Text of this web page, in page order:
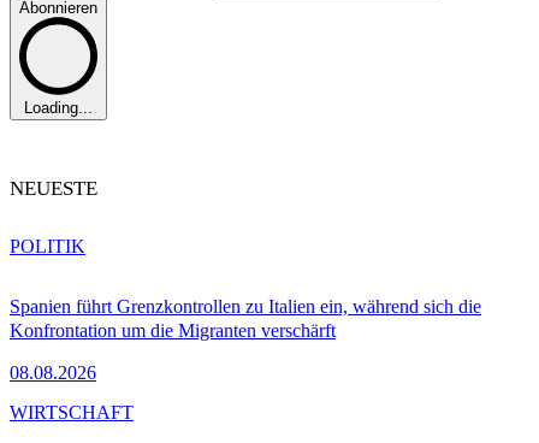
Abonnieren
Loading...
NEUESTE
Spanien führt Grenzkontrollen zu Italien ein, während sich die
Konfrontation um die Migranten verschärft
08.08.2026
POLITIK
WIRTSCHAFT